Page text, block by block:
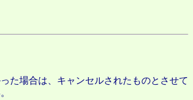
た場合は、キャンセルされたものとさせて